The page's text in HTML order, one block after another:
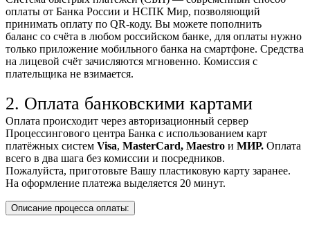
оплаты от Банка России и НСПК Мир, позволяющий
принимать оплату по QR-коду. Вы можете пополнить
баланс со счёта в любом российском банке, для оплаты нужно
только приложение мобильного банка на смартфоне. Средства
на лицевой счёт зачисляются мгновенно. Комиссия с
плательщика не взимается.
2. Оплата банковскими картами
Оплата происходит через авторизационный сервер
Процессингового центра Банка с использованием карт
платёжных систем Visa, MasterCard, Maestro и МИР. Оплата
всего в два шага без комиссии и посредников.
Пожалуйста, приготовьте Вашу пластиковую карту заранее.
На оформление платежа выделяется 20 минут.
Описание процесса оплаты: